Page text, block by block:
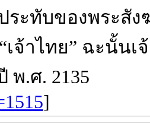
ระทับของพระสั
เจ้าไทย” ฉะนั้น
พ.ศ. 2135
]